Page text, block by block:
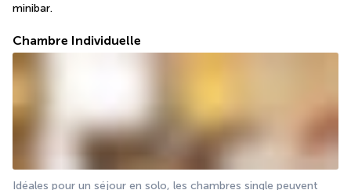
minibar.
Chambre Individuelle
Idéales pour un séjour en solo, les chambres single peuvent